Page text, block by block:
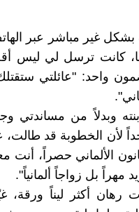
غير مباشر عبر الهاتف
كانت ترسل لي
واحد: "عائلتي
وبدلاً من
جداً لأن الخطوبة قد
الألماني حصراً، أنت
مهراً بل زواجاً ألمانياً".
رهان أكثر ليناً ورقة،